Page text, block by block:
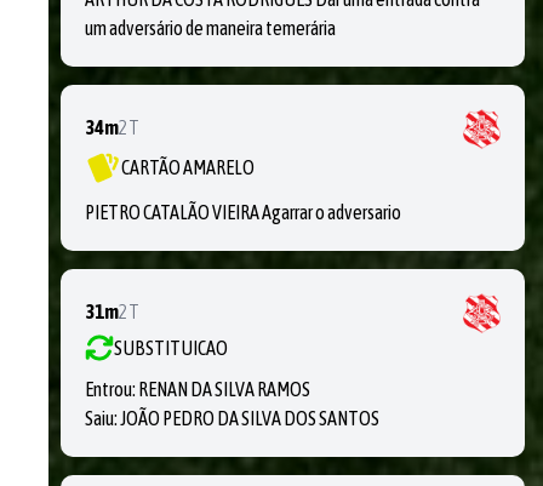
um adversário de maneira temerária
34m2T
CARTÃO AMARELO
PIETRO CATALÃO VIEIRA Agarrar o adversario
31m2T
SUBSTITUICAO
Entrou: RENAN DA SILVA RAMOS
Saiu:JOÃO PEDRO DA SILVA DOS SANTOS